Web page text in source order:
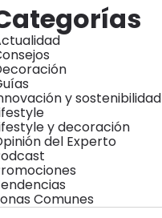
y sostenibilidad
y decoración
del Experto
Comunes